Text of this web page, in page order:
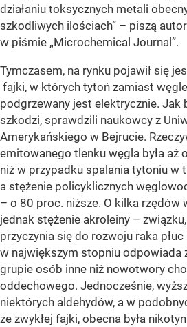
działaniu toksycznych metali
szkodliwych ilościach” – piszą
w piśmie „Microchemical Journal”.
Tymczasem, na rynku pojawił się
fajki, w których tytoń zamiast
podgrzewany jest elektrycznie. Jak
szkodzi, sprawdzili naukowcy z
Amerykańskiego w Bejrucie.
emitowanego tlenku węgla była aż
niż w przypadku spalania tytoniu w
a stężenie policyklicznych
– o 80 proc. niższe. O kilka rzędów
jednak stężenie akroleiny –
przyczynia się do rozwoju raka płuc
w największym stopniu odpowiada
grupie osób inne niż nowotwory
oddechowego. Jednocześnie,
niektórych aldehydów, a w
ze zwykłej fajki, obecna była